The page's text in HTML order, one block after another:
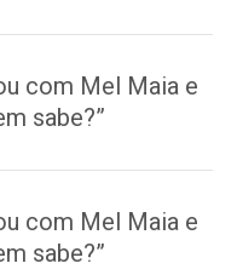
com Mel Maia e
sabe?”
com Mel Maia e
sabe?”